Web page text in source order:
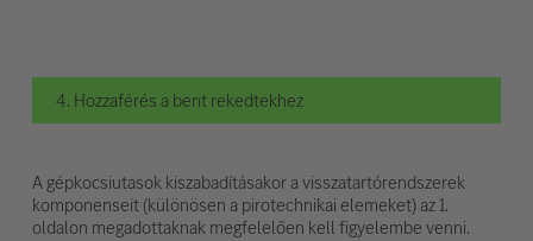
4. Hozzaférés a bent rekedtekhez
A gépkocsiutasok kiszabadításakor a visszatartórendszerek
komponenseit (különösen a pirotechnikai elemeket) az 1.
oldalon megadottaknak megfelelően kell figyelembe venni.